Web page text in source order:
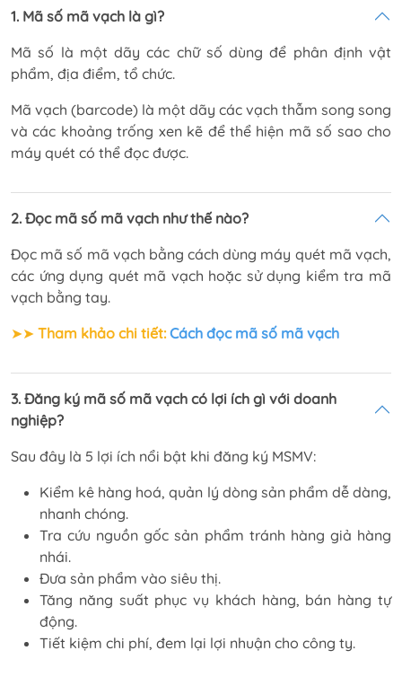
1. Mã số mã vạch là gì?
Mã số là một dãy các chữ số dùng để phân định vật
phẩm, địa điểm, tổ chức.
Mã vạch (barcode) là một dãy các vạch thẫm song song
và các khoảng trống xen kẽ để thể hiện mã số sao cho
máy quét có thể đọc được.
2. Đọc mã số mã vạch như thế nào?
Đọc mã số mã vạch bằng cách dùng máy quét mã vạch,
các ứng dụng quét mã vạch hoặc sử dụng kiểm tra mã
vạch bằng tay.
➤➤ Tham khảo chi tiết: Cách đọc mã số mã vạch
3. Đăng ký mã số mã vạch có lợi ích gì với doanh
nghiệp?
Sau đây là 5 lợi ích nổi bật khi đăng ký MSMV:
Kiểm kê hàng hoá, quản lý dòng sản phẩm dễ dàng,
nhanh chóng.
Tra cứu nguồn gốc sản phẩm tránh hàng giả hàng
nhái.
Đưa sản phẩm vào siêu thị.
Tăng năng suất phục vụ khách hàng, bán hàng tự
động.
Tiết kiệm chi phí, đem lại lợi nhuận cho công ty.